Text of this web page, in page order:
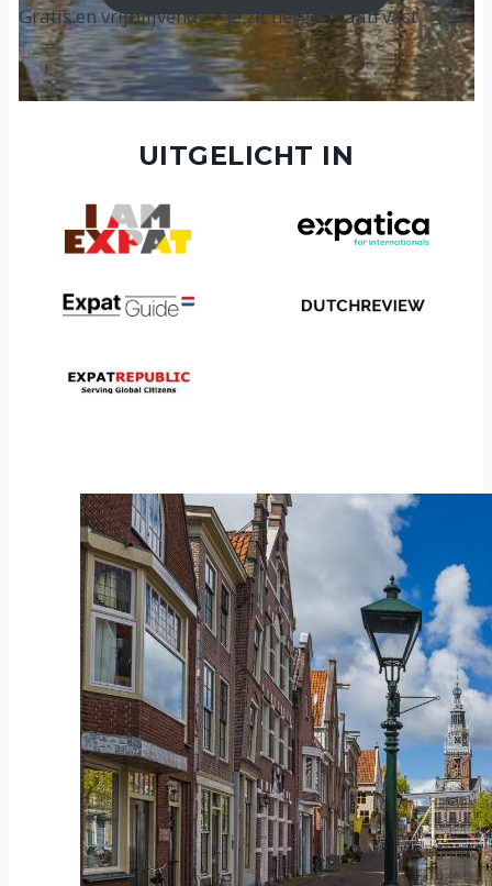
Gratis en vrijblijvend — je zit nergens aan vast
UITGELICHT IN